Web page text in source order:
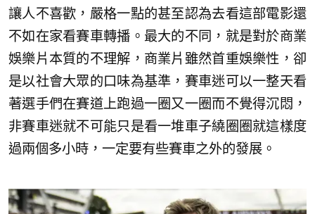
讓人不喜歡，嚴格一點的甚至認為去看這部電影還
不如在家看賽車轉播。最大的不同，就是對於商業
娛樂片本質的不理解，商業片雖然首重娛樂性，卻
是以社會大眾的口味為基準，賽車迷可以一整天看
著選手們在賽道上跑過一圈又一圈而不覺得沉悶，
非賽車迷就不可能只是看一堆車子繞圈圈就這樣度
過兩個多小時，一定要有些賽車之外的發展。